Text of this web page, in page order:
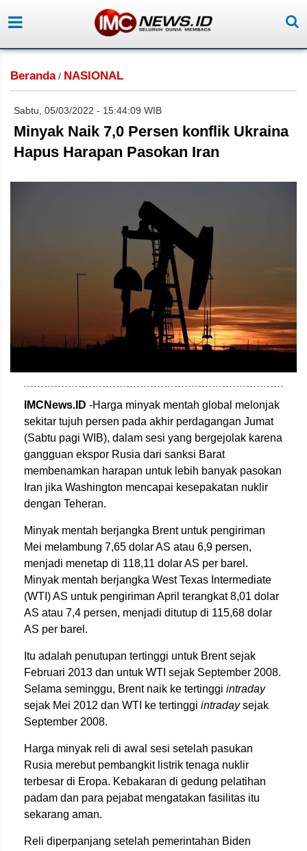
Beranda/ NASIONAL
Sabtu, 05/03/2022 - 15:44:09 WIB
Minyak Naik 7,0 Persen konflik Ukraina
Hapus Harapan Pasokan Iran
IMCNews.ID -Harga minyak mentah global melonjak
sekitar tujuh persen pada akhir perdagangan Jumat
(Sabtu pagi WIB), dalam sesi yang bergejolak karena
gangguan ekspor Rusia dari sanksi Barat
membenamkan harapan untuk lebih banyak pasokan
Iran jika Washington mencapai kesepakatan nuklir
dengan Teheran.
Minyak mentah berjangka Brent untuk pengiriman
Mei melambung 7,65 dolar AS atau 6,9 persen,
menjadi menetap di 118,11 dolar AS per barel.
Minyak mentah berjangka West Texas Intermediate
(WTI) AS untuk pengiriman April terangkat 8,01 dolar
AS atau 7,4 persen, menjadi ditutup di 115,68 dolar
AS per barel.
Itu adalah penutupan tertinggi untuk Brent sejak
Februari 2013 dan untuk WTI sejak September 2008.
Selama seminggu, Brent naik ke tertinggi intraday
sejak Mei 2012 dan WTI ke tertinggi intradaysejak
September 2008.
Harga minyak reli di awal sesi setelah pasukan
Rusia merebut pembangkit listrik tenaga nuklir
terbesar di Eropa. Kebakaran di gedung pelatihan
padam dan para pejabat mengatakan fasilitas itu
sekarang aman.
Reli diperpanjang setelah pemerintahan Biden